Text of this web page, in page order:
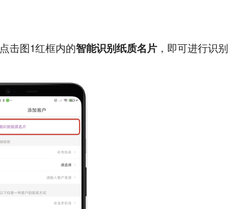
点击图1红框内的智能识别纸质名片 ，即可进行识别